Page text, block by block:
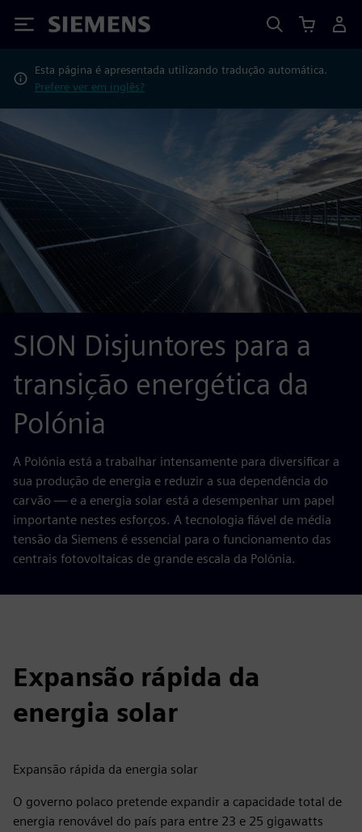
Siemens
Esta página é apresentada utilizando tradução automática.
Prefere ver em inglês?
SION Disjuntores para a
transição energética da
Polónia
A Polónia está a trabalhar intensamente para diversificar a
sua produção de energia e reduzir a sua dependência do
carvão — e a energia solar está a desempenhar um papel
importante nestes esforços. A tecnologia fiável de média
tensão da Siemens é essencial para o funcionamento das
centrais fotovoltaicas de grande escala da Polónia.
Expansão rápida da
energia solar
Expansão rápida da energia solar
O governo polaco pretende expandir a capacidade total de
energia renovável do país para entre 23 e 25 gigawatts